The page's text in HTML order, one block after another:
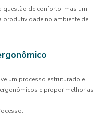
questão de conforto, mas um
produtividade no ambiente de
um processo estruturado e
e propor melhorias